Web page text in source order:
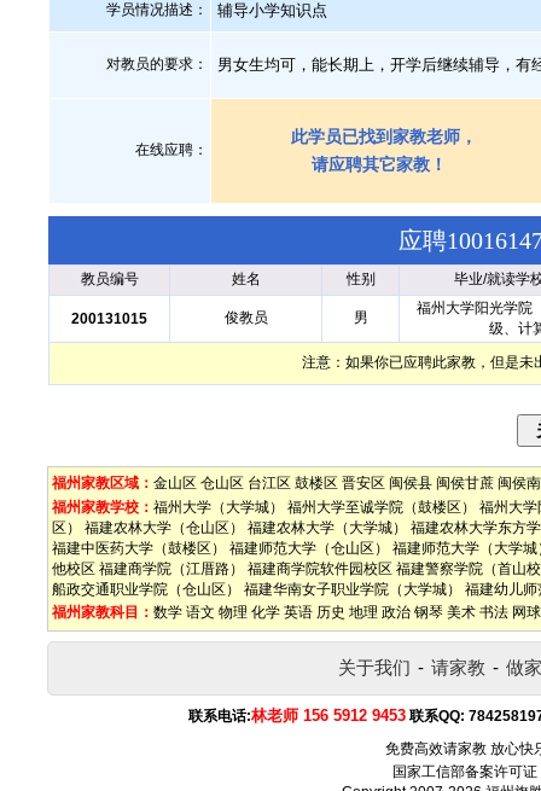
学员情况描述： 辅导小学知识点
对教员的要求： 男女生均可，能长期上，开学后继续辅导，有
在线应聘：
此学员已找到家教老师，
请应聘其它家教！
应聘
教员编号 姓名 性别 毕业/就读学
200131015 俊教员 男
福州大学阳光学院
级、计
注意：如果你已应聘此家教，但是未
福州家教区域： 金山区 仓山区 台江区 鼓楼区 晋安区 闽侯县 闽侯甘蔗 闽侯
福州家教学校： 福州大学（大学城） 福州大学至诚学院（鼓楼区）
福州大学
区）
福建农林大学（仓山区） 福建农林大学（大学城）
福建农林大学东方
福建中医药大学（鼓楼区）
福建师范大学（仓山区）
福建师范大学（大学城
他校区 福建商学院（江厝路） 福建商学院软件园校区 福建警察学院（首山
船政交通职业学院（仓山区）
福建华南女子职业学院（大学城）
福建幼儿
福州家教科目： 数学 语文 物理 化学 英语 历史 地理 政治 钢琴 美术 书法 网球
关于我们 - 请家教 - 做
联系电话:林老师 156 5912 9453 联系QQ:
免费高效请家教 放心快
国家工信部备案许可证